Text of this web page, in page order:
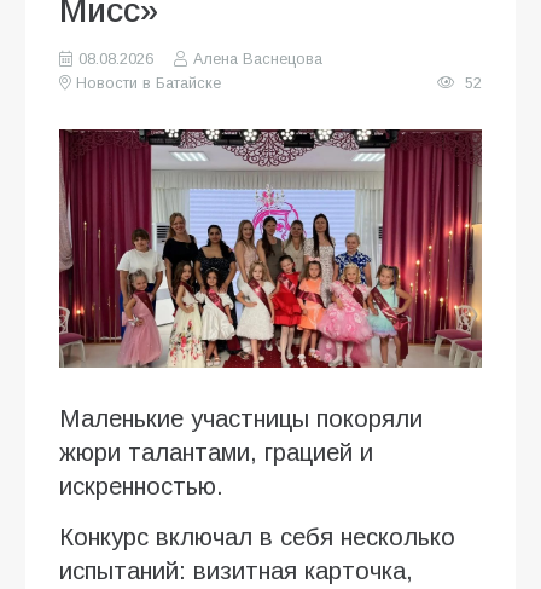
Мисс»
08.08.2026
Алена Васнецова
Новости в Батайске
52
Маленькие участницы покоряли
жюри талантами, грацией и
искренностью.
Конкурс включал в себя несколько
испытаний: визитная карточка,